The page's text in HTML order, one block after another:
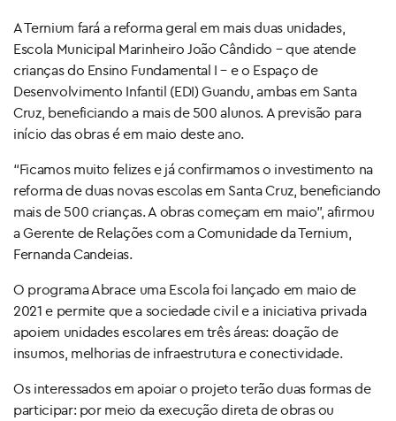
A Ternium fará a reforma geral em mais duas unidades,
Escola Municipal Marinheiro João Cândido – que atende
crianças do Ensino Fundamental I – e o Espaço de
Desenvolvimento Infantil (EDI) Guandu, ambas em Santa
Cruz, beneficiando a mais de 500 alunos. A previsão para
início das obras é em maio deste ano.
“Ficamos muito felizes e já confirmamos o investimento na
reforma de duas novas escolas em Santa Cruz, beneficiando
mais de 500 crianças. A obras começam em maio”, afirmou
a Gerente de Relações com a Comunidade da Ternium,
Fernanda Candeias.
O programa Abrace uma Escola foi lançado em maio de
2021 e permite que a sociedade civil e a iniciativa privada
apoiem unidades escolares em três áreas: doação de
insumos, melhorias de infraestrutura e conectividade.
Os interessados em apoiar o projeto terão duas formas de
participar: por meio da execução direta de obras ou